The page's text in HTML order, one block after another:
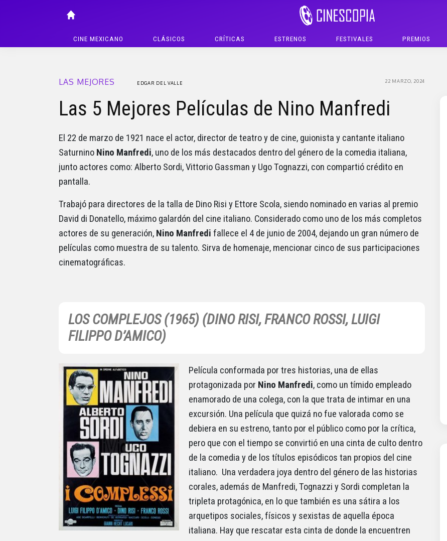
CINE MEXICANO CLÁSICOS CRÍTICAS ESTRENOS FESTIVALES PREMIOS
LAS MEJORES 22 MARZO, 2024
EDGAR DEL VALLE
Las 5 Mejores Películas de Nino Manfredi
El 22 de marzo de 1921 nace el actor, director de teatro y de cine, guionista y cantante italiano
Saturnino Nino Manfredi, uno de los más destacados dentro del género de la comedia italiana,
junto actores como: Alberto Sordi, Vittorio Gassman y Ugo Tognazzi, con compartió crédito en
pantalla.
Trabajó para directores de la talla de Dino Risi y Ettore Scola, siendo nominado en varias al premio
David di Donatello, máximo galardón del cine italiano. Considerado como uno de los más completos
actores de su generación, Nino Manfredi fallece el 4 de junio de 2004, dejando un gran número de
películas como muestra de su talento. Sirva de homenaje, mencionar cinco de sus participaciones
cinematográficas.
LOS COMPLEJOS (1965) (DINO RISI, FRANCO ROSSI, LUIGI
FILIPPO D’AMICO)
Película conformada por tres historias, una de ellas
protagonizada por Nino Manfredi, como un tímido empleado
enamorado de una colega, con la que trata de intimar en una
excursión. Una película que quizá no fue valorada como se
debiera en su estreno, tanto por el público como por la crítica,
pero que con el tiempo se convirtió en una cinta de culto dentro
de la comedia y de los títulos episódicos tan propios del cine
italiano. Una verdadera joya dentro del género de las historias
corales, además de Manfredi, Tognazzi y Sordi completan la
tripleta protagónica, en lo que también es una sátira a los
arquetipos sociales, físicos y sexistas de aquella época
italiana. Hay que rescatar esta cinta de donde la encuentren